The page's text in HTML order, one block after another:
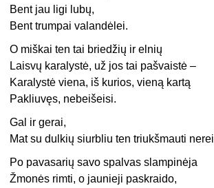
Bent jau ligi lubų,
Bent trumpai valandėlei.
O miškai ten tai briedžių ir elnių
Laisvų karalystė, už jos tai pašvaistė –
Karalystė viena, iš kurios, vieną kartą
Pakliuvęs, nebeišeisi.
Gal ir gerai,
Mat su dulkių siurbliu ten triukšmauti
Po pavasarių savo spalvas slampinėja
Žmonės rimti, o jaunieji paskraido,